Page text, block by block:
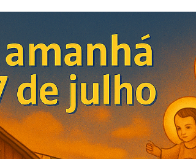
varanda quando ouvi o som travesso de passos
leves. Não demorou para Francisquinho, aquele
macaquinho que já virou parte da família, surgir
com seu sorriso sapeca. — Vô Paulo, — disse ele,
balançando a cauda — as crianças chegaram?—
Chegaram, sim — respondi. — Meus netos e
sobrinhos ench